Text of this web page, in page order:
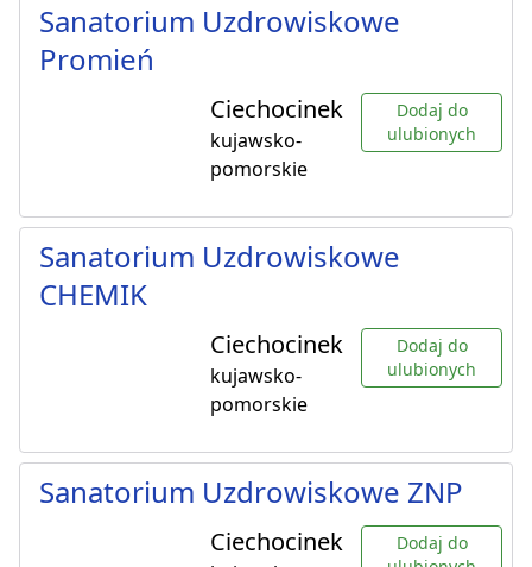
Sanatorium Uzdrowiskowe
Promień
Ciechocinek
kujawsko-
pomorskie
Dodaj do
ulubionych
Sanatorium Uzdrowiskowe
CHEMIK
Ciechocinek
kujawsko-
pomorskie
Dodaj do
ulubionych
Sanatorium Uzdrowiskowe ZNP
Ciechocinek
Dodaj do